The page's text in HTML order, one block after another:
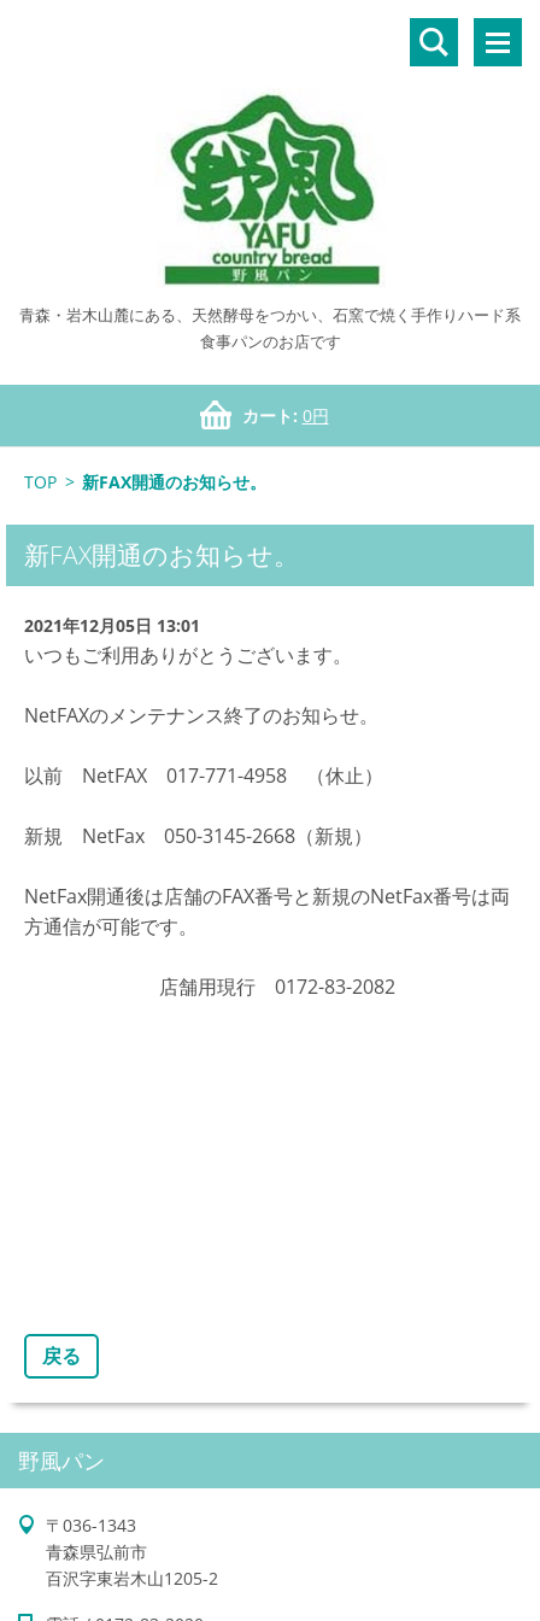
青森・岩木山麓にある、天然酵母をつかい、石窯で焼く手作りハード系
食事パンのお店です
カート: 0円
TOP > 新FAX開通のお知らせ。
新FAX開通のお知らせ。
2021年12月05日 13:01
いつもご利用ありがとうございます。
NetFAXのメンテナンス終了のお知らせ。
以前 NetFAX 017-771-4958 （休止）
新規 NetFax 050-3145-2668（新規）
NetFax開通後は店舗のFAX番号と新規のNetFax番号は両
方通信が可能です。
店舗用現行 0172-83-2082
戻る
野風パン
〒036-1343
青森県弘前市
百沢字東岩木山1205-2